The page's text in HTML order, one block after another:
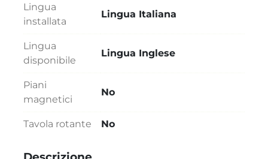
Lingua
installata
Lingua Italiana
Lingua
disponibile
Lingua Inglese
Piani
magnetici
No
Tavola rotante No